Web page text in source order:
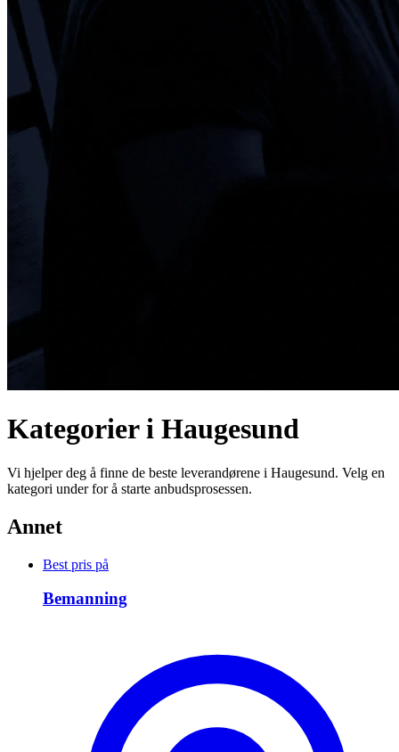
Kategorier i Haugesund
Vi hjelper deg å finne de beste leverandørene i Haugesund. Velg en
kategori under for å starte anbudsprosessen.
Annet
Best pris på
Bemanning